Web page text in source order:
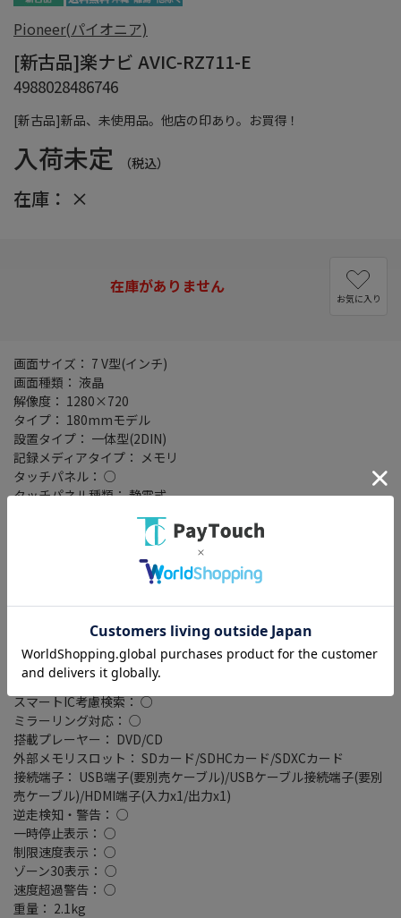
[新古品]新品、未使用品。他店の印あり。お買得！
Pioneer(パイオニア)
[新古品]楽ナビ AVIC-RZ711-E
4988028486746
入荷未定 （税込）
在庫： ×
在庫がありません
お気に入り
画面サイズ： 7 V型(インチ)
画面種類： 液晶
解像度： 1280×720
タイプ： 180mmモデル
設置タイプ： 一体型(2DIN)
記録メディアタイプ： メモリ
タッチパネル： ○
タッチパネル種類： 静電式
地図データ： MapFan
TVチューナー： フルセグ(地デジ)
4x4地デジチューナー： ○
Bluetooth： Bluetooth 4.2+EDR
ハンズフリー機能： ○
ワイドFM： ○
ETC2.0： ○
VICSWIDE： ○
VICS： ○
スマートIC考慮検索： ○
ミラーリング対応： ○
搭載プレーヤー： DVD/CD
外部メモリスロット： SDカード/SDHCカード/SDXCカード
接続端子： USB端子(要別売ケーブル)/USBケーブル接続端子(要別
売ケーブル)/HDMI端子(入力x1/出力x1)
逆走検知・警告： ○
一時停止表示： ○
制限速度表示： ○
ゾーン30表示： ○
速度超過警告： ○
重量： 2.1kg